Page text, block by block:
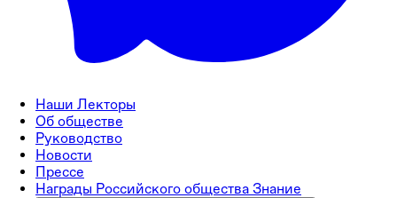
Наши Лекторы
Об обществе
Руководство
Новости
Прессе
Награды Российского общества Знание